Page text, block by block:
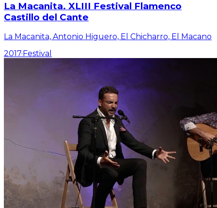
La Macanita. XLIII Festival Flamenco
Castillo del Cante
La Macanita, Antonio Higuero, El Chicharro, El Macano
2017·Festival